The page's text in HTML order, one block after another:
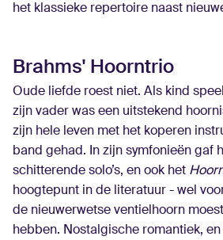
het klassieke repertoire naast
Brahms' Hoorntrio
Oude liefde roest niet. Als kind
zijn vader was een uitstekend
zijn hele leven met het koperen
band gehad. In zijn symfonieën gaf
schitterende solo’s, en ook het
hoogtepunt in de literatuur - wel
de nieuwerwetse ventielhoorn
hebben. Nostalgische romantiek,